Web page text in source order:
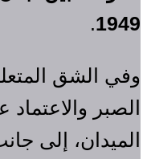
1949
.
وفي الشق
الصبر
الميدان، إلى